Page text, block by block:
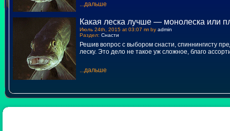
...дальше
Какая леска лучше — монолеска или
Июль 24th, 2015 at 03:07 пп by admin
Раздел: Снасти
Решив вопрос с выбором снасти, спиннингисту
леску. Это дело не такое уж сложное, благо
...дальше